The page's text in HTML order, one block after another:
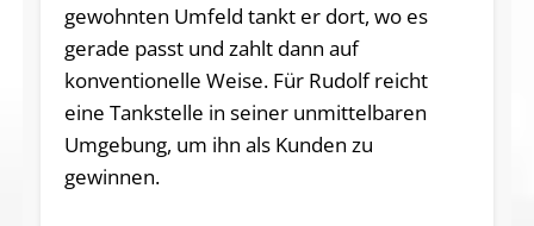
gewohnten Umfeld tankt er dort, wo es
gerade passt und zahlt dann auf
konventionelle Weise. Für Rudolf reicht
eine Tankstelle in seiner unmittelbaren
Umgebung, um ihn als Kunden zu
gewinnen.